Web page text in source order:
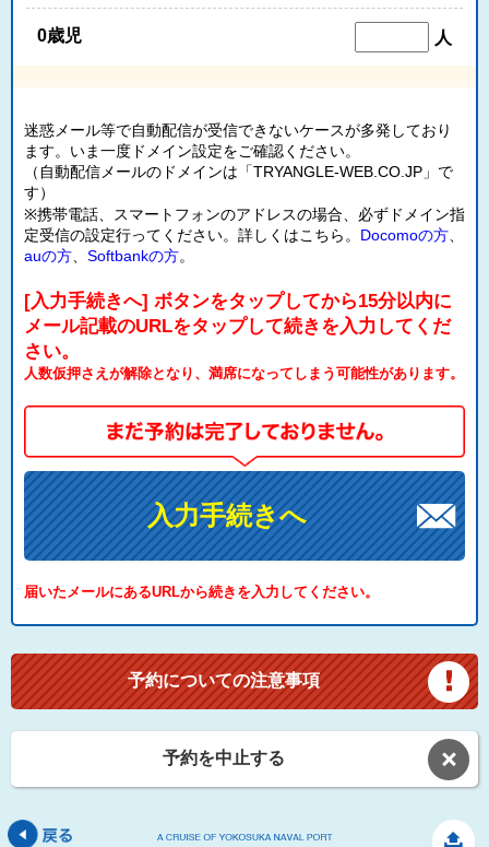
0歳児 人
迷惑メール等で自動配信が受信できないケースが多発しており
ます。いま一度ドメイン設定をご確認ください。
（自動配信メールのドメインは「TRYANGLE-WEB.CO.JP」で
す）
※携帯電話、スマートフォンのアドレスの場合、必ずドメイン指
定受信の設定行ってください。詳しくはこちら。 Docomoの方
auの方
Softbankの方。
[入力手続きへ] ボタンをタップしてから15分以内に
メール記載のURLをタップして続きを入力してくだ
さい。
人数仮押さえが解除となり、満席になってしまう可能性があります。
入力手続きへ
届いたメールにあるURLから続きを入力してください。
予約についての注意事項
予約を中止する